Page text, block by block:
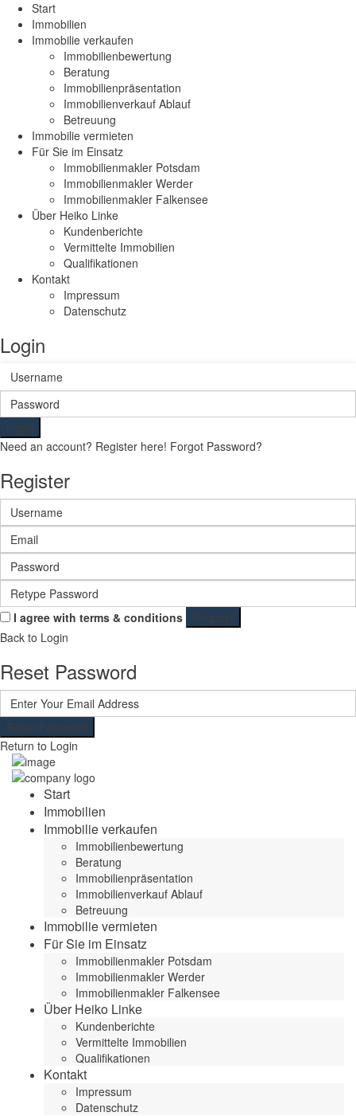
Start
Immobilien
Immobilie verkaufen
Immobilienbewertung
Beratung
Immobilienpräsentation
Immobilienverkauf Ablauf
Betreuung
Immobilie vermieten
Für Sie im Einsatz
Immobilienmakler Potsdam
Immobilienmakler Werder
Immobilienmakler Falkensee
Über Heiko Linke
Kundenberichte
Vermittelte Immobilien
Qualifikationen
Kontakt
Impressum
Datenschutz
Login
Login
Need an account? Register here! Forgot Password?
Register
I agree with terms & conditions
Register
Back to Login
Reset Password
Reset Password
Return to Login
Start
Immobilien
Immobilie verkaufen
Immobilienbewertung
Beratung
Immobilienpräsentation
Immobilienverkauf Ablauf
Betreuung
Immobilie vermieten
Für Sie im Einsatz
Immobilienmakler Potsdam
Immobilienmakler Werder
Immobilienmakler Falkensee
Über Heiko Linke
Kundenberichte
Vermittelte Immobilien
Qualifikationen
Kontakt
Impressum
Datenschutz